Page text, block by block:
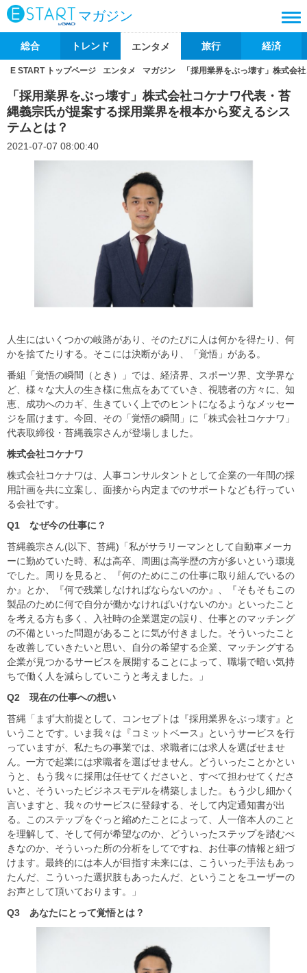
マガジン
総合 トレンド エンタメ 旅行 経済
E START トップページ エンタメ マガジン 「採用業界をぶっ壊す」株式会
「採用業界をぶっ壊す」株式会社コケナワ代表・苔
縄義宗氏が提案する採用業界を根本から変えるシス
テムとは？
2021-07-07 08:00:40
人生にはいくつかの岐路があり、そのたびに人は何かを得たり、何
かを捨てたりする。そこには決断があり、「覚悟」がある。
番組「覚悟の瞬間（とき）」では、経済界、スポーツ界、文学界な
ど、様々な大人の生き様に焦点をあてていき、視聴者の方々に、知
恵、成功へのカギ、生きていく上でのヒントになるようなメッセー
ジを届けます。今回、その「覚悟の瞬間」に「株式会社コケナワ」
代表取締役・苔縄義宗さんが登場しました。
株式会社コケナワ
株式会社コケナワは、人事コンサルタントとして企業の一年間の採
用計画を共に立案し、面接から内定までのサポートなども行ってい
る会社です。
Q1 なぜ今の仕事に？
苔縄義宗さん(以下、苔縄)「私がサラリーマンとして自動車メーカ
ーに勤めていた時、私は高卒、周囲は高学歴の方が多いという環境
でした。周りを見ると、『何のためにこの仕事に取り組んでいるの
か』とか、『何で残業しなければならないのか』、『そもそもこの
製品のために何で自分が働かなければいけないのか』といったこと
を考える方も多く、入社時の企業選定の誤り、仕事とのマッチング
の不備といった問題があることに気が付きました。そういったこと
を改善していきたいと思い、自分の希望する企業、マッチングする
企業が見つかるサービスを展開することによって、職場で暗い気持
ちで働く人を減らしていこうと考えました。」
Q2 現在の仕事への想い
苔縄「まず大前提として、コンセプトは『採用業界をぶっ壊す』と
いうことです。いま我々は『コミットベース』というサービスを行
っていますが、私たちの事業では、求職者には求人を選ばせませ
ん。一方で起業には求職者を選ばせません。どういったことかとい
うと、もう我々に採用は任せてくださいと、すべて担わせてくださ
いと、そういったビジネスモデルを構築しました。もう少し細かく
言いますと、我々のサービスに登録する、そして内定通知書が出
る。このステップをぐっと縮めたことによって、人一倍本人のこと
を理解して、そして何が希望なのか、どういったステップを踏むべ
きなのか、そういった所の分析をしてですね、お仕事の情報と紐づ
けます。最終的には本人が目指す未来には、こういった手法もあっ
たんだ、こういった選択肢もあったんだ、ということをユーザーの
お声として頂いております。」
Q3 あなたにとって覚悟とは？